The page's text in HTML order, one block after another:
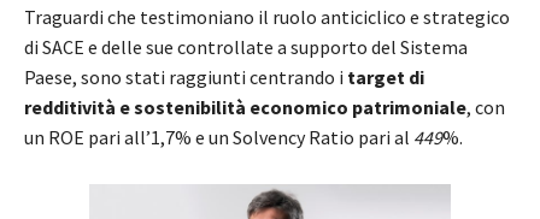
Traguardi che testimoniano il ruolo anticiclico e strategico
di SACE e delle sue controllate a supporto del Sistema
Paese, sono stati raggiunti centrando i target di
redditività e sostenibilità economico patrimoniale, con
un ROE pari all’1,7% e un Solvency Ratio pari al 449%.